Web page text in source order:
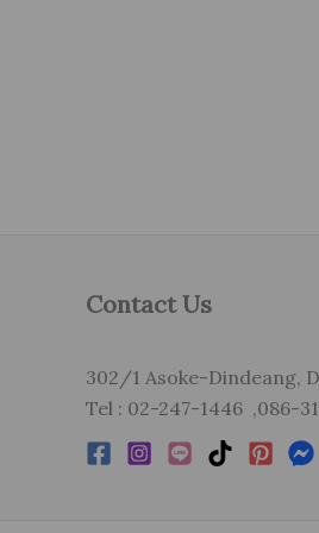
Contact Us
302/1 Asoke-Dindeang,
Tel : 02-247-1446 ,086-